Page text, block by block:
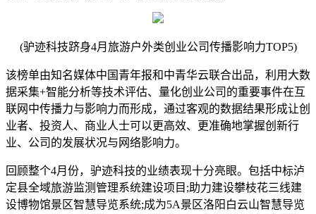
(驴迹科技跻身4月旅游户外类创业公司传播影响力TOP5)
该榜单由知名媒体中国青年报和中青华云联合出品，利用大数
据采集+智能分析等技术评估、量化创业公司的重要事件在互
联网中传播力与影响力而形成，通过客观的数据结果形成让创
业者、投资人、商业人士可以更高效、更准确地掌握创新行
业、公司的发展状况与网络影响力。
回顾整个4月份，驴迹科技的业绩表现十分亮眼。包括中标泸
定县全域旅游监测管理系统建设项目;助力建设攀枝花三线建
设博物馆景区智慧导览系统;成为5A景区洛阳白云山智慧导览